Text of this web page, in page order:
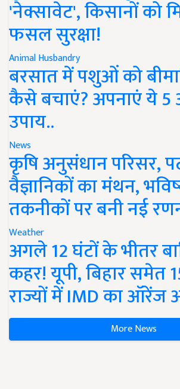
'नेक्सावेट', किसानों को
फसल सुरक्षा!
Animal Husbandry
बरसात में पशुओं को
कैसे बचाएं? अपनाएं ये
उपाय..
News
कृषि अनुसंधान परिसर,
वैज्ञानिकों का मंथन,
तकनीकों पर बनी नई
Weather
अगले 12 घंटों के भीतर
कहर! यूपी, बिहार समेत
राज्यों में IMD का ऑरेंज
More News